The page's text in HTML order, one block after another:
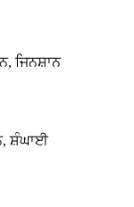
ਜਿਨਸ਼ਾਨ
ਸ਼ੰਘਾਈ